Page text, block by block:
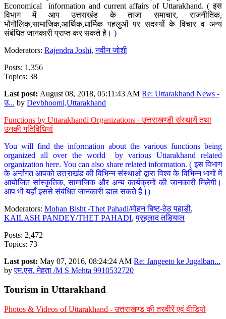
Economical information and current affairs of Uttarakhand. ( इस
विभाग में आप उत्तराखंड के ताजा समाचार, राजनीतिक,
भौगौलिक,सामाजिक,आर्थिक,धार्मिक पहलुओं पर सदस्यों के विचार व अन्य
संबंधित जानकारी प्राप्त कर सकते है। )
Moderators: Rajendra Joshi,नवीन जोशी
Posts: 1,356
Topics: 38
Last post: August 08, 2018, 05:11:43 AM Re: Uttarakhand News -
उ... by Devbhoomi,Uttarakhand
Functions by Uttarakhandi Organizations - उत्तराखण्डी संस्थायें तथा
उनकी गतिविधियां
You will find the information about the various functions being
organized all over the world by various Uttarakhand related
organization here. You can also share related information. ( इस विभाग
के अर्न्तगत आपको उत्तराखंड की विभिन्न संस्थाओ द्वारा विश्व के विभिन्न भागों में
आयोजित सांस्कृतिक, सामाजिक और अन्य कार्यक्रमों की जानकारी मिलेगी।
आप भी यहाँ इससे संबंधित जानकारी डाल सकते हैं।)
Moderators: Mohan Bisht -Thet Pahadi/मोहन बिष्ट-ठेठ पहाडी,
KAILASH PANDEY/THET PAHADI,प्रहलाद तडियाल
Posts: 2,472
Topics: 73
Last post: May 07, 2016, 08:24:24 AM Re: Jangeeto ke Jugalban...
byएम.एस. मेहता /M S Mehta 9910532720
Tourism in Uttarakhand
Photos & Videos of Uttarakhand - उत्तराखण्ड की तस्वीरें एवं वीडियो